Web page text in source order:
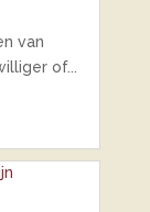
van
of...